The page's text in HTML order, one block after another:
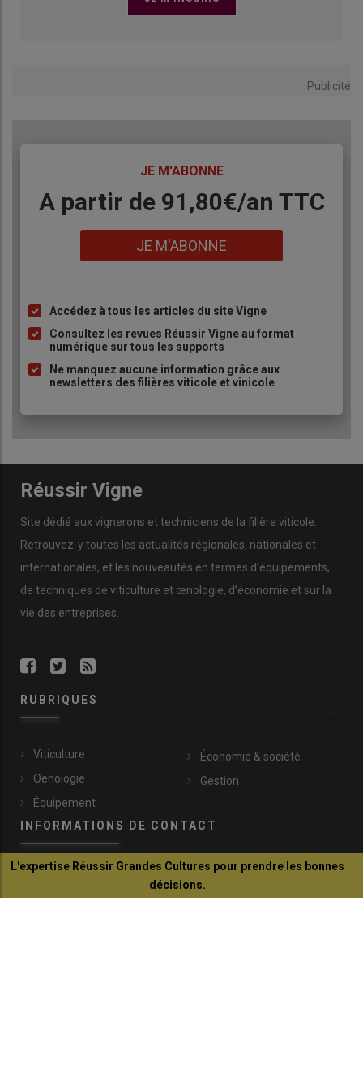
Publicité
JE M'ABONNE
Body
A partir de 91,80€/an​ TTC
JE M'ABONNE
Liste
à
puce
Accédez à tous les articles du site Vigne
Consultez les revues Réussir Vigne au format
numérique sur tous les supports
Ne manquez aucune information grâce aux
newsletters des filières viticole et vinicole
Réussir Vigne
Site dédié aux vignerons et techniciens de la filière viticole.
Retrouvez-y toutes les actualités régionales, nationales et
internationales, et les nouveautés en termes d’équipements,
de techniques de viticulture et œnologie, d’économie et sur la
vie des entreprises.
RUBRIQUES
Viticulture
Oenologie
Équipement
Économie & société
Gestion
INFORMATIONS DE CONTACT
communication@reussir.fr
1 Rue Léopold Sédar-Senghor
L'expertise Réussir Grandes Cultures pour prendre les bonnes
décisions.